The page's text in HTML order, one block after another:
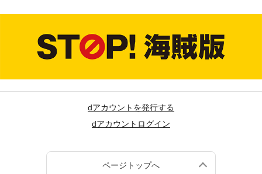
dアカウントを発行する
dアカウントログイン
ページトップへ